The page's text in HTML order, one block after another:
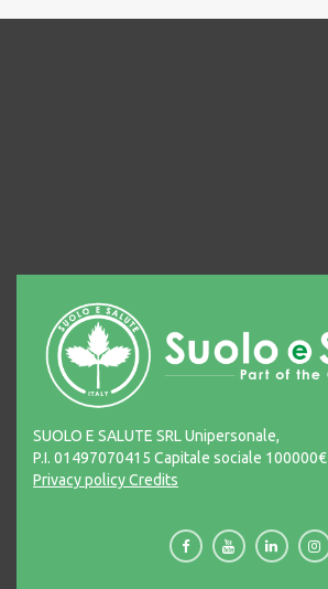
SUOLO E SALUTE SRL Unipersonale,
P.I. 01497070415 Capitale sociale 100000€
Privacy policyCredits